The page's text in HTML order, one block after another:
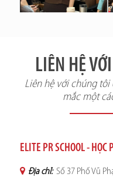
LIÊN HỆ
Liên hệ với chúng tôi
mắc một
ELITE PR SCHOOL -
Địa chỉ: Số 37 Phố Vũ